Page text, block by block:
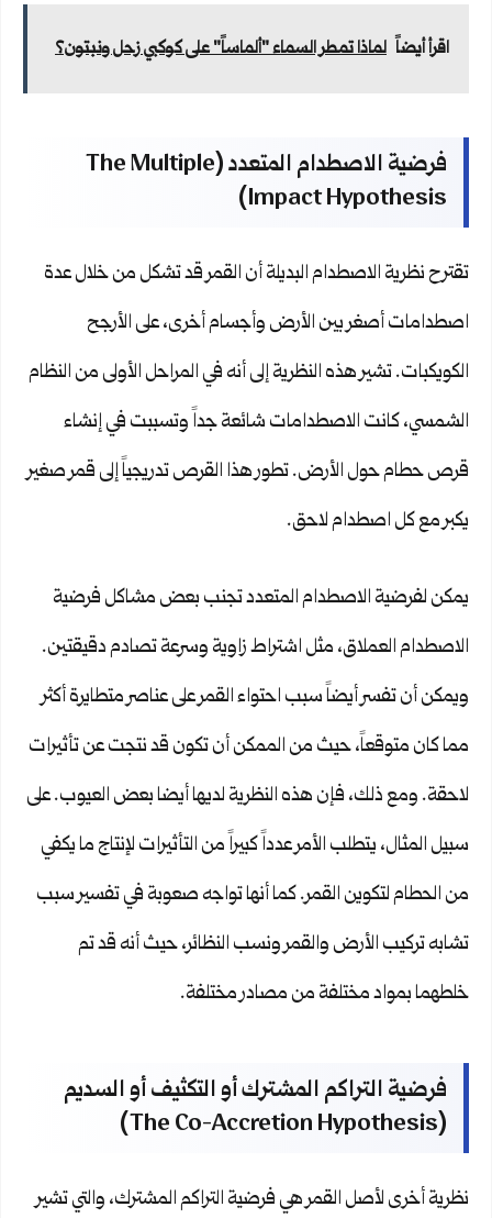
اقرأ أيضاً لماذا تمطر السماء "ألماساً" على كوكبي زحل ونبتون؟
فرضية الاصطدام المتعدد (The Multiple
Impact Hypothesis)
تقترح نظرية الاصطدام البديلة أن القمر قد تشكل من خلال عدة
اصطدامات أصغر بين الأرض وأجسام أخرى، على الأرجح
الكويكبات. تشير هذه النظرية إلى أنه في المراحل الأولى من النظام
الشمسي، كانت الاصطدامات شائعة جداً وتسببت في إنشاء
قرص حطام حول الأرض. تطور هذا القرص تدريجياً إلى قمر صغير
يكبر مع كل اصطدام لاحق.
يمكن لفرضية الاصطدام المتعدد تجنب بعض مشاكل فرضية
الاصطدام العملاق، مثل اشتراط زاوية وسرعة تصادم دقيقتين.
ويمكن أن تفسر أيضاً سبب احتواء القمر على عناصر متطايرة أكثر
مما كان متوقعاً، حيث من الممكن أن تكون قد نتجت عن تأثيرات
لاحقة. ومع ذلك، فإن هذه النظرية لديها أيضا بعض العيوب. على
سبيل المثال، يتطلب الأمر عدداً كبيراً من التأثيرات لإنتاج ما يكفي
من الحطام لتكوين القمر. كما أنها تواجه صعوبة في تفسير سبب
تشابه تركيب الأرض والقمر ونسب النظائر، حيث أنه قد تم
خلطهما بمواد مختلفة من مصادر مختلفة.
فرضية التراكم المشترك أو التكثيف أو السديم
(The Co-Accretion Hypothesis)
نظرية أخرى لأصل القمر هي فرضية التراكم المشترك، والتي تشير